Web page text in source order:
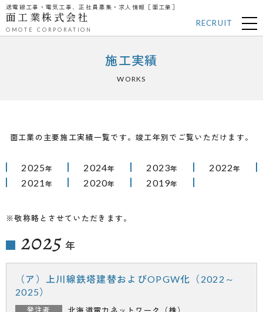
送電線工事・電気工事、正社員募集・求人情報［面工業］
面工業株式会社
OMOTE CORPORATION
RECRUIT
施工実績
WORKS
面工業の主要施工実績一覧です。竣工年別でご覧いただけます。
2025年 2024年 2023年 2022年
2021年 2020年 2019年
※敬称略とさせていただきます。
2025 年
（ア）上川線鉄塔建替およびOPGW化（2022～
2025）